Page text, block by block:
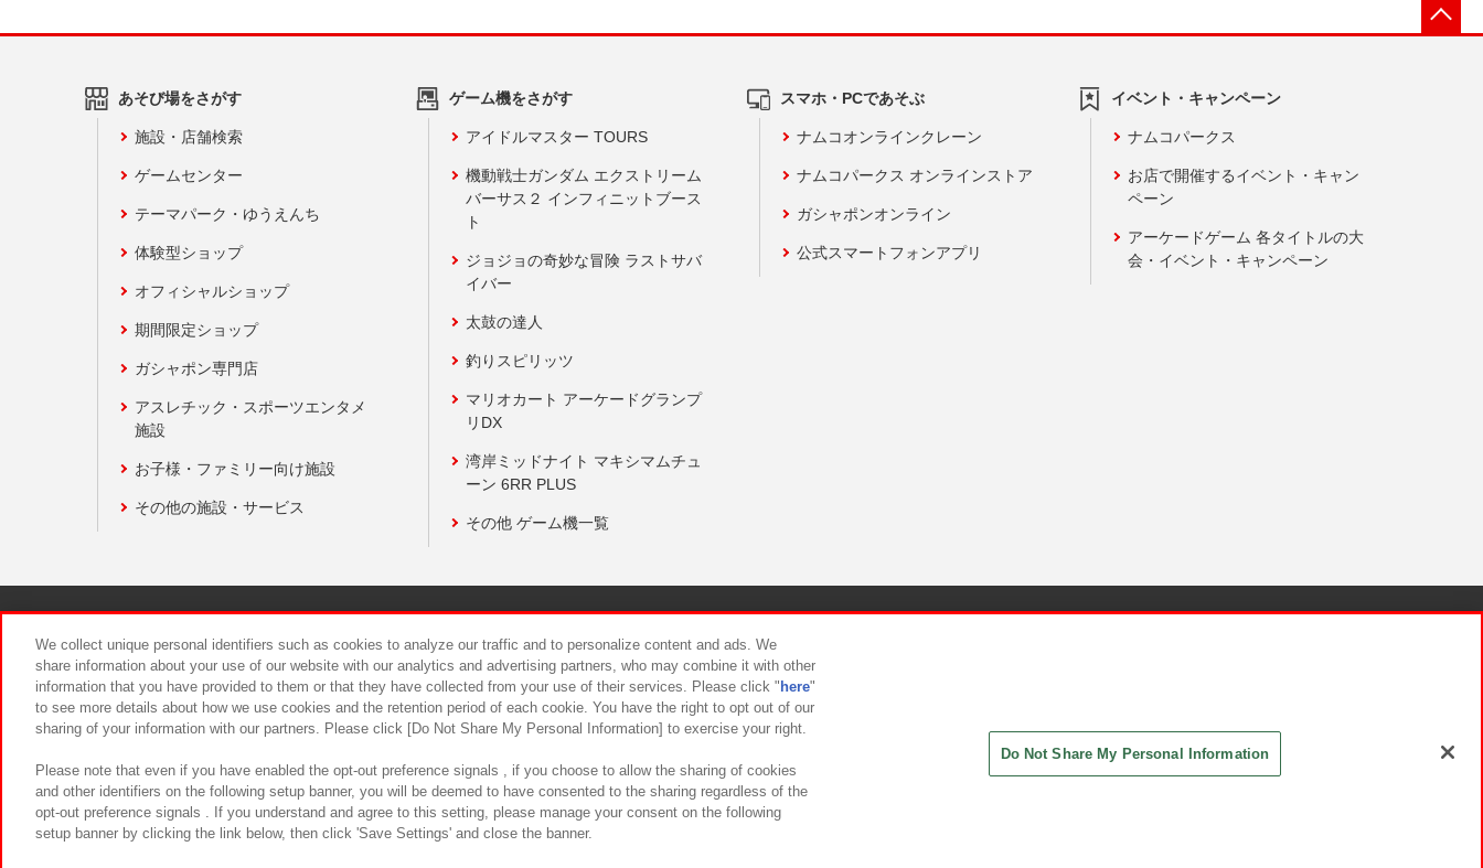
あそび場をさがす
施設・店舗検索
ゲームセンター
テーマパーク・ゆうえんち
体験型ショップ
オフィシャルショップ
期間限定ショップ
ガシャポン専門店
アスレチック・スポーツエンタメ
施設
お子様・ファミリー向け施設
その他の施設・サービス
ゲーム機をさがす
アイドルマスター TOURS
機動戦士ガンダム エクストリーム
バーサス２ インフィニットブース
ト
ジョジョの奇妙な冒険 ラストサバ
イバー
太鼓の達人
釣りスピリッツ
マリオカート アーケードグランプ
リDX
湾岸ミッドナイト マキシマムチュ
ーン 6RR PLUS
その他 ゲーム機一覧
スマホ・PCであそぶ
ナムコオンラインクレーン
ナムコパークス オンラインストア
ガシャポンオンライン
公式スマートフォンアプリ
イベント・キャンペーン
ナムコパークス
お店で開催するイベント・キャン
ペーン
アーケードゲーム 各タイトルの大
会・イベント・キャンペーン
食品のご提供について カスタマーハラスメント対応方針
We collect unique personal identifiers such as cookies to analyze our traffic and to personalize content and ads. We
share information about your use of our website with our analytics and advertising partners, who may combine it with other
information that you have provided to them or that they have collected from your use of their services. Please click " here"
to see more details about how we use cookies and the retention period of each cookie. You have the right to opt out of our
sharing of your information with our partners. Please click [Do Not Share My Personal Information] to exercise your right.
Please note that even if you have enabled the opt-out preference signals , if you choose to allow the sharing of cookies
and other identifiers on the following setup banner, you will be deemed to have consented to the sharing regardless of the
opt-out preference signals . If you understand and agree to this setting, please manage your consent on the following
setup banner by clicking the link below, then click 'Save Settings' and close the banner.
Do Not Share My Personal Information